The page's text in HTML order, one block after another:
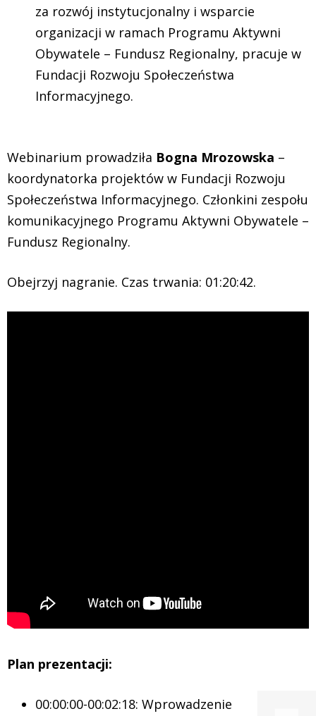
za rozwój instytucjonalny i wsparcie
organizacji w ramach Programu Aktywni
Obywatele – Fundusz Regionalny, pracuje w
Fundacji Rozwoju Społeczeństwa
Informacyjnego.
Webinarium prowadziła Bogna Mrozowska –
koordynatorka projektów w Fundacji Rozwoju
Społeczeństwa Informacyjnego. Członkini zespołu
komunikacyjnego Programu Aktywni Obywatele –
Fundusz Regionalny.
Obejrzyj nagranie. Czas trwania: 01:20:42.
Plan prezentacji:
00:00:00-00:02:18: Wprowadzenie